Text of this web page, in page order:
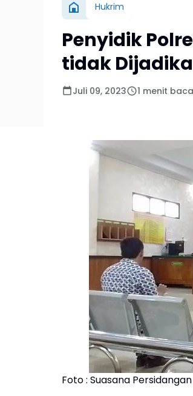
Hukrim
Penyidik
tidak
Juli 09, 2023 1 menit baca
Foto : Suasana